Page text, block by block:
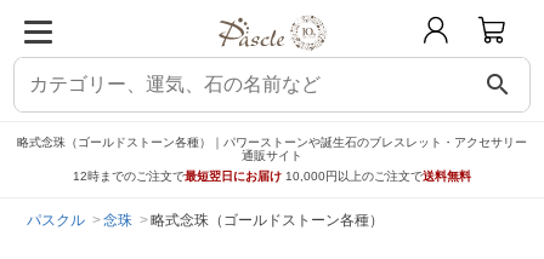
search
略式念珠（ゴールドストーン各種）｜パワーストーンや誕生石のブレスレット・アクセサリー
通販サイト
12時までのご注文で最短翌日にお届け 10,000円以上のご注文で送料無料
パスクル 念珠 略式念珠（ゴールドストーン各種）